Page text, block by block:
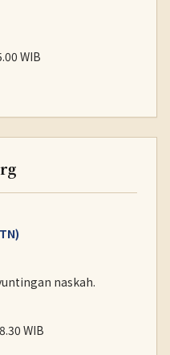
WIB
naskah.
WIB